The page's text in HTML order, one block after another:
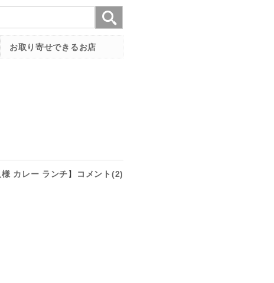
様 カレー ランチ】
コメント(2)
お取り寄せできるお店